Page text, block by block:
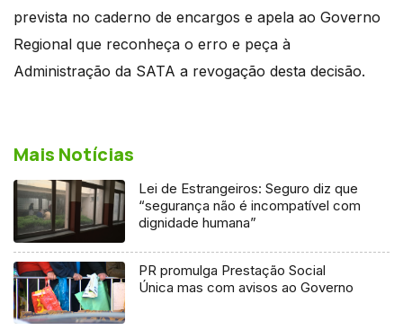
prevista no caderno de encargos e apela ao Governo
Regional que reconheça o erro e peça à
Administração da SATA a revogação desta decisão.
Mais Notícias
Lei de Estrangeiros: Seguro diz que
“segurança não é incompatível com
dignidade humana”
PR promulga Prestação Social
Única mas com avisos ao Governo